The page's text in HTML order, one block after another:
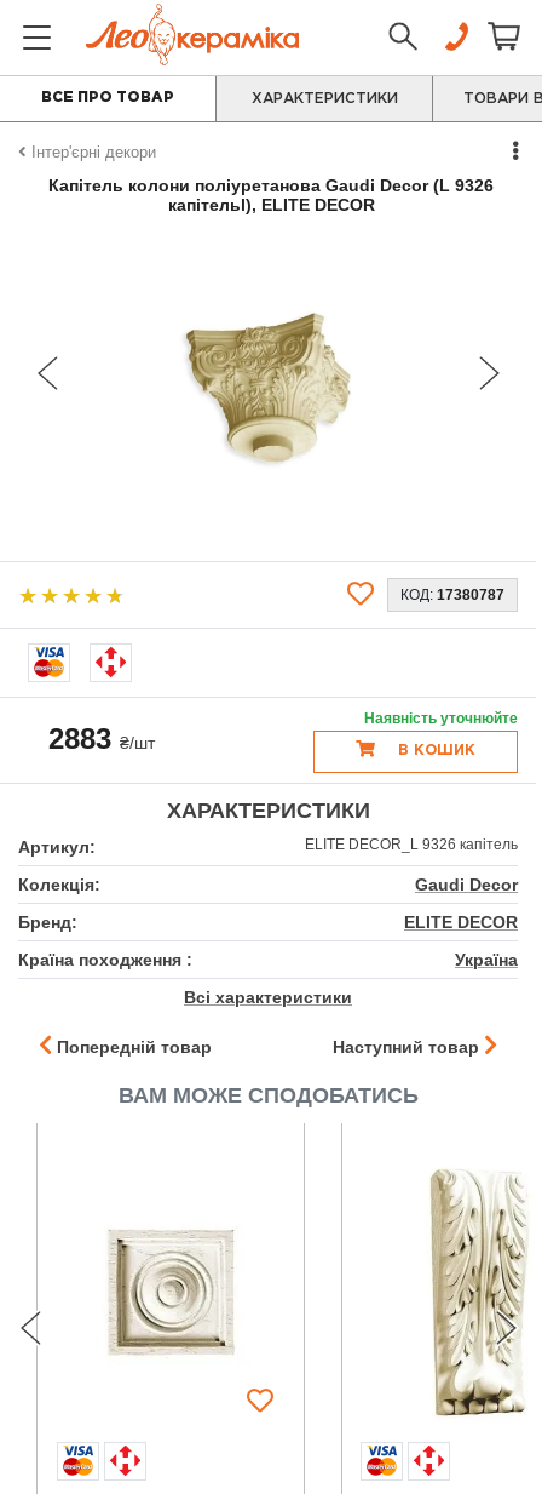
ВСЕ ПРО ТОВАР ХАРАКТЕРИСТИКИ ТОВАРИ В
Інтер'єрні декори
Капітель колони поліуретанова Gaudi Decor (L 9326
капітельl), ELITE DECOR
КОД: 17380787
2883 ₴/шт
Наявність уточнюйте
В КОШИК
ХАРАКТЕРИСТИКИ
Артикул: ELITE DECOR_L 9326 капітель
Колекція:
Gaudi Decor
Бренд:
ELITE DECOR
Країна походження :
Україна
Всі характеристики
Попередній товар Наступний товар
ВАМ МОЖЕ СПОДОБАТИСЬ